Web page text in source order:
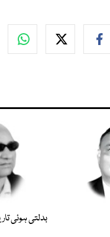
بدلتی ہوئی